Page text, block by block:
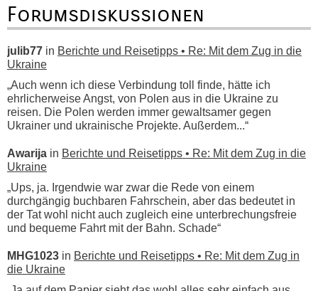
Forumsdiskussionen
julib77 in Berichte und Reisetipps • Re: Mit dem Zug in die
Ukraine
„Auch wenn ich diese Verbindung toll finde, hätte ich
ehrlicherweise Angst, von Polen aus in die Ukraine zu
reisen. Die Polen werden immer gewaltsamer gegen
Ukrainer und ukrainische Projekte. Außerdem...“
Awarija in Berichte und Reisetipps • Re: Mit dem Zug in die
Ukraine
„Ups, ja. Irgendwie war zwar die Rede von einem
durchgängig buchbaren Fahrschein, aber das bedeutet in
der Tat wohl nicht auch zugleich eine unterbrechungsfreie
und bequeme Fahrt mit der Bahn. Schade“
MHG1023 in Berichte und Reisetipps • Re: Mit dem Zug in
die Ukraine